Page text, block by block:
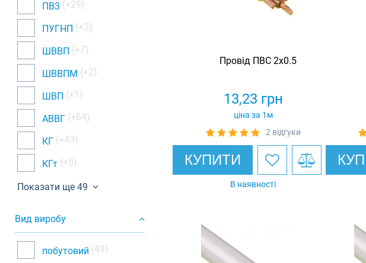
ПВ3 (+29)
ПУГНП (+2)
ШВВП (+7)
ШВВПМ (+2)
ШВП (+1)
АВВГ (+64)
КГ (+43)
КГт (+5)
Показати ще 49
Вид виробу
побутовий (49)
Провід ПВС 2х0.5
13,23 грн
ціна за 1м
2 відгуки
КУПИТИ
В наявності